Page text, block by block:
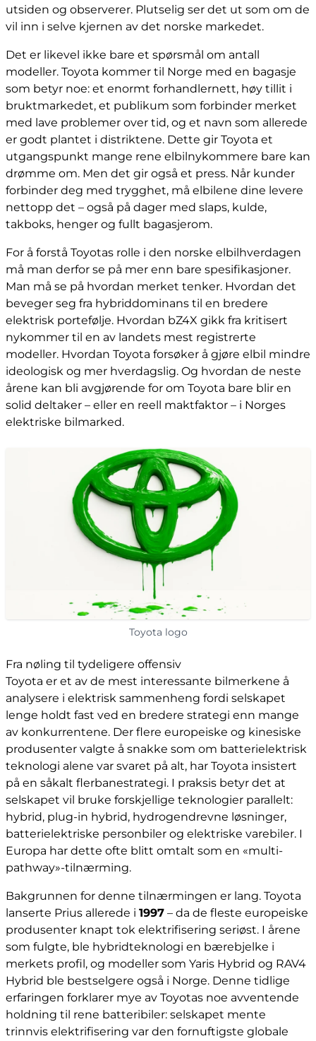
utsiden og observerer. Plutselig ser det ut som om de
vil inn i selve kjernen av det norske markedet.
Det er likevel ikke bare et spørsmål om antall
modeller. Toyota kommer til Norge med en bagasje
som betyr noe: et enormt forhandlernett, høy tillit i
bruktmarkedet, et publikum som forbinder merket
med lave problemer over tid, og et navn som allerede
er godt plantet i distriktene. Dette gir Toyota et
utgangspunkt mange rene elbilnykommere bare kan
drømme om. Men det gir også et press. Når kunder
forbinder deg med trygghet, må elbilene dine levere
nettopp det – også på dager med slaps, kulde,
takboks, henger og fullt bagasjerom.
For å forstå Toyotas rolle i den norske elbilhverdagen
må man derfor se på mer enn bare spesifikasjoner.
Man må se på hvordan merket tenker. Hvordan det
beveger seg fra hybriddominans til en bredere
elektrisk portefølje. Hvordan bZ4X gikk fra kritisert
nykommer til en av landets mest registrerte
modeller. Hvordan Toyota forsøker å gjøre elbil mindre
ideologisk og mer hverdagslig. Og hvordan de neste
årene kan bli avgjørende for om Toyota bare blir en
solid deltaker – eller en reell maktfaktor – i Norges
elektriske bilmarked.
Toyota logo
Fra nøling til tydeligere offensiv
Toyota er et av de mest interessante bilmerkene å
analysere i elektrisk sammenheng fordi selskapet
lenge holdt fast ved en bredere strategi enn mange
av konkurrentene. Der flere europeiske og kinesiske
produsenter valgte å snakke som om batterielektrisk
teknologi alene var svaret på alt, har Toyota insistert
på en såkalt flerbanestrategi. I praksis betyr det at
selskapet vil bruke forskjellige teknologier parallelt:
hybrid, plug-in hybrid, hydrogendrevne løsninger,
batterielektriske personbiler og elektriske varebiler. I
Europa har dette ofte blitt omtalt som en «multi-
pathway»-tilnærming.
Bakgrunnen for denne tilnærmingen er lang. Toyota
lanserte Prius allerede i 1997 – da de fleste europeiske
produsenter knapt tok elektrifisering seriøst. I årene
som fulgte, ble hybridteknologi en bærebjelke i
merkets profil, og modeller som Yaris Hybrid og RAV4
Hybrid ble bestselgere også i Norge. Denne tidlige
erfaringen forklarer mye av Toyotas noe avventende
holdning til rene batteribiler: selskapet mente
trinnvis elektrifisering var den fornuftigste globale